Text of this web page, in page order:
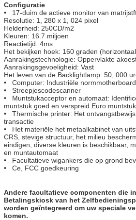
Configuratie
• 17-duim de actieve monitor van
Resolutie: 1, 280 x 1, 024 pixel
Helderheid: 250CD/m2
Kleuren: 16.7 miljoen
Reactietijd: 4ms
Het bekijken hoek: 160 graden
Aanrakingstechnologie: Oppervlakte
Aanrakingsgevoeligheid: Vast
Het leven van de Backlightlamp: 50, 000
• Computer: Industriële
• Streepjescodescanner
• Muntstukacceptor en automaat:
muntstuk goed en verspreid Euro
• Thermische printer: Het
transactie
• Het materiële het metaalkabinet van
CRS, stevige structuur, het milieu
eindigen, diverse kleuren is beschikbaar,
en muntautomaat
• Facultatieve wigankers die op grond
• Ce, FCC goedkeuring
Andere facultatieve componenten die
Betalingskiosk van het
worden geïntegreerd om uw speciale
komen.